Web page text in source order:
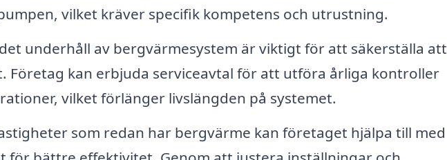
vilket kräver specifik kompetens och utrustning.
underhåll av bergvärmesystem är viktigt för att säkerställa att
Företag kan erbjuda serviceavtal för att utföra årliga kontroller
vilket förlänger livslängden på systemet.
som redan har bergvärme kan företaget hjälpa till med